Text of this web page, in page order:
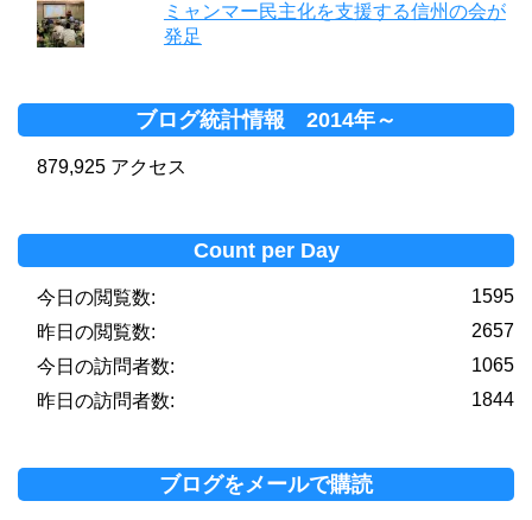
ミャンマー民主化を支援する信州の会が
発足
ブログ統計情報 2014年～
879,925 アクセス
Count per Day
1595
今日の閲覧数:
2657
昨日の閲覧数:
1065
今日の訪問者数:
1844
昨日の訪問者数:
ブログをメールで購読